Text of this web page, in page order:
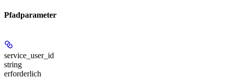
Pfadparameter
service_user_id
string
erforderlich